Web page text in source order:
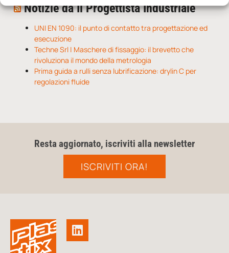
Notizie da Il Progettista Industriale
UNI EN 1090: il punto di contatto tra progettazione ed
esecuzione
Techne Srl | Maschere di fissaggio: il brevetto che
rivoluziona il mondo della metrologia
Prima guida a rulli senza lubrificazione: drylin C per
regolazioni fluide
Resta aggiornato, iscriviti alla newsletter
ISCRIVITI ORA!